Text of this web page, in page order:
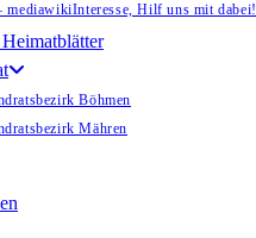
mediawikiInteresse, Hilf uns mit dabei!
Böhmen
Mähren